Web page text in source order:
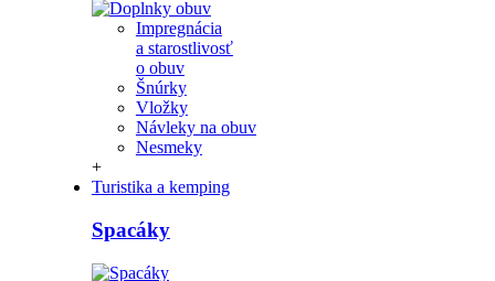
Impregnácia
a starostlivosť
o obuv
Šnúrky
Vložky
Návleky na obuv
Nesmeky
+
Turistika a kemping
Spacáky